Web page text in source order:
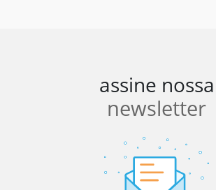
assine nossa
newsletter